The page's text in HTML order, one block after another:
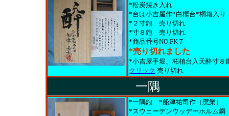
*松炭焼き入れ
*台は小吉屋作*白樫台*桐箱入り
*２寸鉋 売り切れ
*寸８鉋 売り切れ
*商品番号NO.FK７
*売り切れました
*小吉屋手堀、柘植台入天酔寸８
クリック 売り切れ
一隅
*一隅鉋 *船津祐司作（廃業）
*スウェーデンウッデーホルム鋼